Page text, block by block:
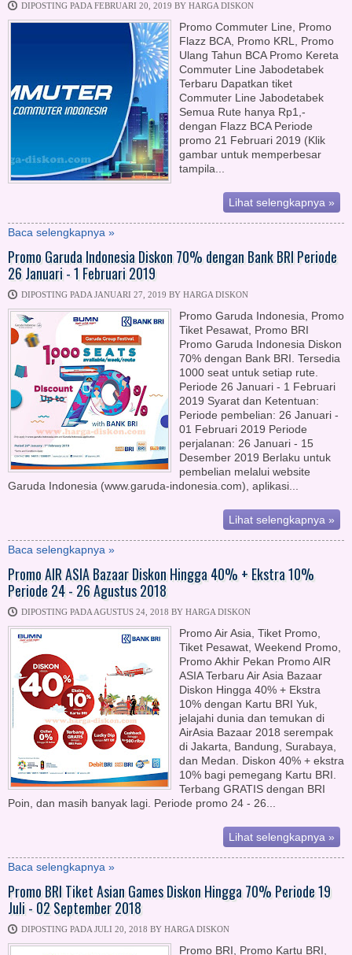
DIPOSTING PADA FEBRUARI 20, 2019 BY HARGA DISKON
Promo Commuter Line, Promo
Flazz BCA, Promo KRL, Promo
Ulang Tahun BCA Promo Kereta
Commuter Line Jabodetabek
Terbaru Dapatkan tiket
Commuter Line Jabodetabek
Semua Rute hanya Rp1,-
dengan Flazz BCA Periode
promo 21 Februari 2019 (Klik
gambar untuk memperbesar
tampila...
Lihat selengkapnya »
Baca selengkapnya »
Promo Garuda Indonesia Diskon 70% dengan Bank BRI Periode
26 Januari - 1 Februari 2019
DIPOSTING PADA JANUARI 27, 2019 BY HARGA DISKON
Promo Garuda Indonesia, Promo
Tiket Pesawat, Promo BRI
Promo Garuda Indonesia Diskon
70% dengan Bank BRI. Tersedia
1000 seat untuk setiap rute.
Periode 26 Januari - 1 Februari
2019 Syarat dan Ketentuan:
Periode pembelian: 26 Januari -
01 Februari 2019 Periode
perjalanan: 26 Januari - 15
Desember 2019 Berlaku untuk
pembelian melalui website
Garuda Indonesia (www.garuda-indonesia.com), aplikasi...
Lihat selengkapnya »
Baca selengkapnya »
Promo AIR ASIA Bazaar Diskon Hingga 40% + Ekstra 10%
Periode 24 - 26 Agustus 2018
DIPOSTING PADA AGUSTUS 24, 2018 BY HARGA DISKON
Promo Air Asia, Tiket Promo,
Tiket Pesawat, Weekend Promo,
Promo Akhir Pekan Promo AIR
ASIA Terbaru Air Asia Bazaar
Diskon Hingga 40% + Ekstra
10% dengan Kartu BRI Yuk,
jelajahi dunia dan temukan di
AirAsia Bazaar 2018 serempak
di Jakarta, Bandung, Surabaya,
dan Medan. Diskon 40% + ekstra
10% bagi pemegang Kartu BRI.
Terbang GRATIS dengan BRI
Poin, dan masih banyak lagi. Periode promo 24 - 26...
Lihat selengkapnya »
Baca selengkapnya »
Promo BRI Tiket Asian Games Diskon Hingga 70% Periode 19
Juli - 02 September 2018
DIPOSTING PADA JULI 20, 2018 BY HARGA DISKON
Promo BRI, Promo Kartu BRI,